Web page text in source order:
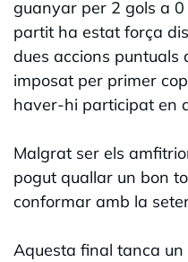
guanyar per 2 gols a 0
partit ha estat força
dues accions puntuals
imposat per primer
haver-hi participat en
Malgrat ser els
pogut quallar un bon
conformar amb la
Aquesta final tanca